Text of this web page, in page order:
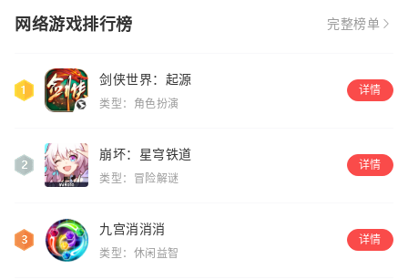
网络游戏排行榜 完整榜单
剑侠世界：起源
类型：角色扮演
详情
崩坏：星穹铁道
类型：冒险解谜
详情
九宫消消消
类型：休闲益智
详情